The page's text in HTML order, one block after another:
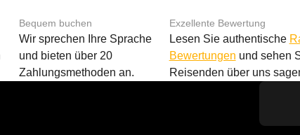
Bequem buchen
Wir sprechen Ihre Sprache
und bieten über 20
Zahlungsmethoden an.
Exzellente Bewertung
Lesen Sie authentische
Bewertungen und sehen
Reisenden über uns